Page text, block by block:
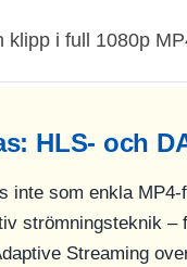
i full 1080p
HLS- och
inte som enkla
strömningsteknik –
Streaming